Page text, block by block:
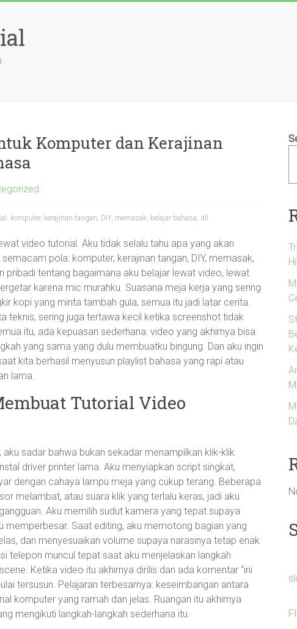
Komputer dan Kerajinan
komputer, kerajinan tangan, DIY, memasak, belajar bahasa, dll.
video tutorial. Aku tidak selalu tahu apa yang akan
pola: komputer, kerajinan tangan, DIY, memasak,
pribadi tentang bagaimana aku belajar lewat video, lewat
karena mic murahku. Suasana meja kerja yang sering
kopi yang minta tambah gula, semua itu jadi latar cerita.
teknis, sering juga tertawa kecil ketika screenshot tidak
itu, ada kepuasan sederhana: video yang akhirnya bisa
yang sama yang dulu membuatku bingung. Dan aku ingin
kita berhasil menyusun playlist bahasa yang rapi atau
lama.
Tutorial Video
sadar bahwa bukan sekadar menampilkan klik-klik
driver printer lama. Aku menyiapkan script singkat,
dengan cahaya lampu meja yang cukup terang. Beberapa
melambat, atau suara klik yang terlalu keras, jadi aku
Aku memilih sudut kamera yang tepat supaya
Saat editing, aku memotong bagian yang
dan menyesuaikan volume supaya narasinya tetap enak
telepon muncul tepat saat aku menjelaskan langkah
Ketika video itu akhirnya dirilis dan ada komentar “ini
tersusun. Pelajaran terbesarnya: keseimbangan antara
komputer yang ramah dan jelas. Ruangan itu akhirnya
mengikuti langkah-langkah sederhana itu.